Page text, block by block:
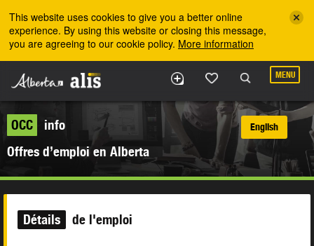
This website uses cookies to give you a better online
experience. By using this website or closing this message,
you are agreeing to our cookie policy. More information
MENU
OCC
info
Offres d’emploi en Alberta
English
Détails de l'emploi